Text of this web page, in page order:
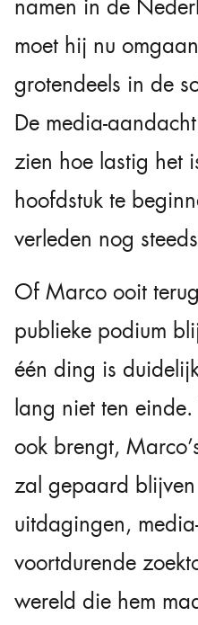
namen in de
moet hij nu
grotendeels in de
De media-
zien hoe lastig het
hoofdstuk te
verleden nog
Of Marco ooit
publieke podium
één ding is
lang niet ten
ook brengt,
zal gepaard
uitdagingen,
voortdurende
wereld die hem